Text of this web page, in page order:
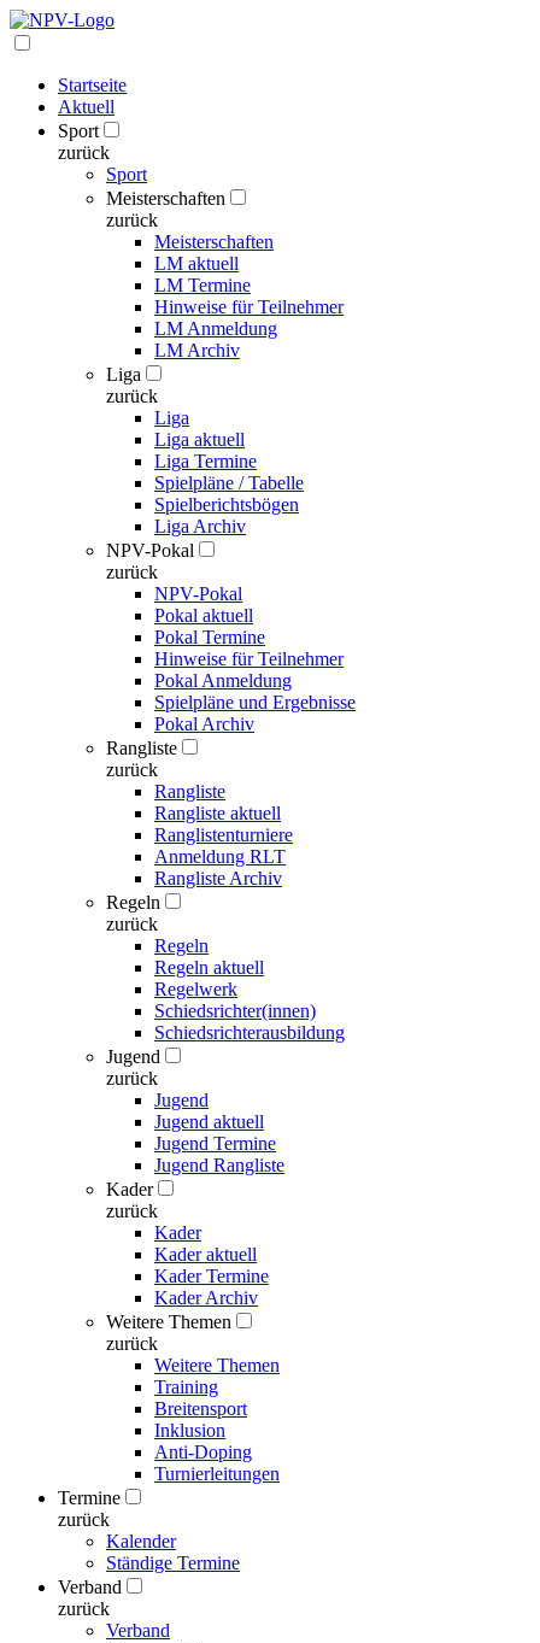
Startseite
Aktuell
Sport
zurück
Sport
Meisterschaften
zurück
Meisterschaften
LM aktuell
LM Termine
Hinweise für Teilnehmer
LM Anmeldung
LM Archiv
Liga
zurück
Liga
Liga aktuell
Liga Termine
Spielpläne / Tabelle
Spielberichtsbögen
Liga Archiv
NPV-Pokal
zurück
NPV-Pokal
Pokal aktuell
Pokal Termine
Hinweise für Teilnehmer
Pokal Anmeldung
Spielpläne und Ergebnisse
Pokal Archiv
Rangliste
zurück
Rangliste
Rangliste aktuell
Ranglistenturniere
Anmeldung RLT
Rangliste Archiv
Regeln
zurück
Regeln
Regeln aktuell
Regelwerk
Schiedsrichter(innen)
Schiedsrichterausbildung
Jugend
zurück
Jugend
Jugend aktuell
Jugend Termine
Jugend Rangliste
Kader
zurück
Kader
Kader aktuell
Kader Termine
Kader Archiv
Weitere Themen
zurück
Weitere Themen
Training
Breitensport
Inklusion
Anti-Doping
Turnierleitungen
Termine
zurück
Kalender
Ständige Termine
Verband
zurück
Verband